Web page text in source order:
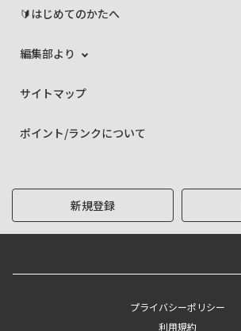
🔰はじめてのかたへ
編集部より
サイトマップ
ポイント/ランクについて
新規登録
プライバシーポリシー
利用規約